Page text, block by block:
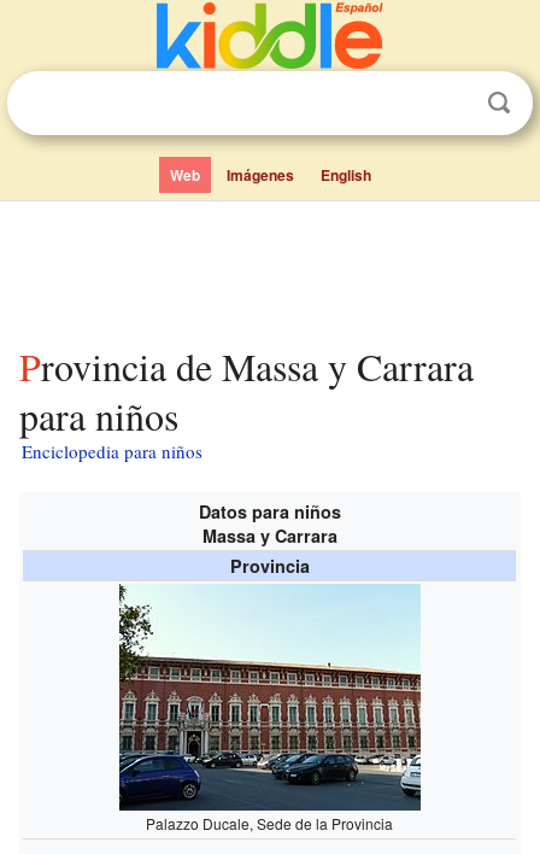
Web Imágenes English
Provincia de Massa y Carrara
para niños
Enciclopedia para niños
Datos para niños
Massa y Carrara
Provincia
Palazzo Ducale, Sede de la Provincia